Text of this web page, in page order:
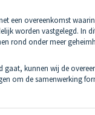
een overeenkomst
worden vastgelegd. In
rond onder meer
gaat, kunnen wij de
om de samenwerking